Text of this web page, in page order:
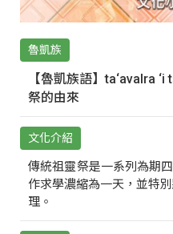
魯凱族
【魯凱族語】ta‘avalra
祭的由來
文化介紹
傳統祖靈祭是一系列為期
作求學濃縮為一天，並特
理。